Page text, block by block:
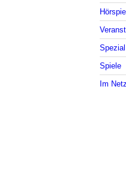
Spezial
Spiele
Im Netz